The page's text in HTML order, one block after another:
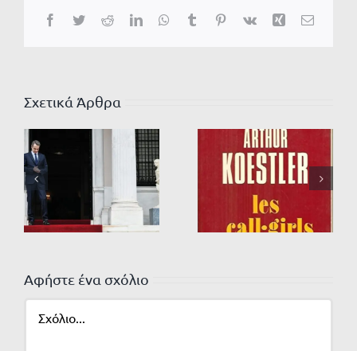
Facebook
TwitterRedditLinkedInWhatsApp
TumblrPinterest
Vk Xing Email
Σχετικά Άρθρα
Αφήστε ένα σχόλιο